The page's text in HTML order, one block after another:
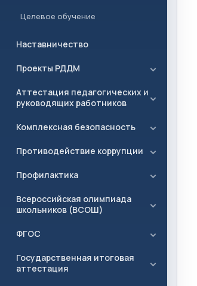
Целевое обучение
Наставничество
Проекты РДДМ
Аттестация педагогических и
руководящих работников
Комплексная безопасность
Противодействие коррупции
Профилактика
Всероссийская олимпиада
школьников (ВСОШ)
ФГОС
Государственная итоговая
аттестация